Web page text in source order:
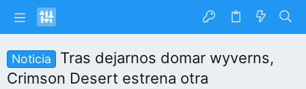
Noticia
Tras dejarnos domar wyverns,
Crimson Desert estrena otra